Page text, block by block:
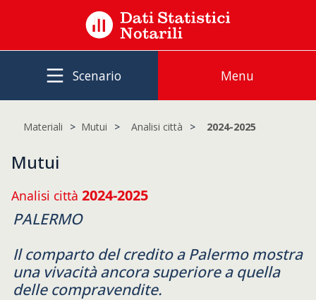
Scenario Menu
Materiali Mutui Analisi città 2024-2025
Mutui
Analisi città 2024-2025
PALERMO
Il comparto del credito a Palermo mostra
una vivacità ancora superiore a quella
delle compravendite.